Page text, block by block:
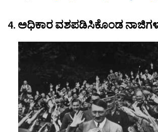
4. ಅಧಿಕಾರ ವಶಪಡಿಸಿಕೊಂಡ